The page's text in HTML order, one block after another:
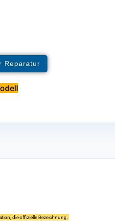
Reparatur
die offizielle Bezeichnung.